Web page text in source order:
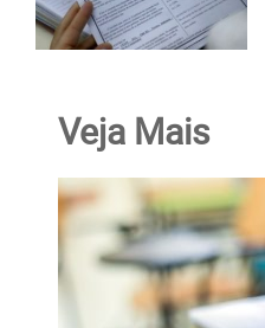
Veja Mais